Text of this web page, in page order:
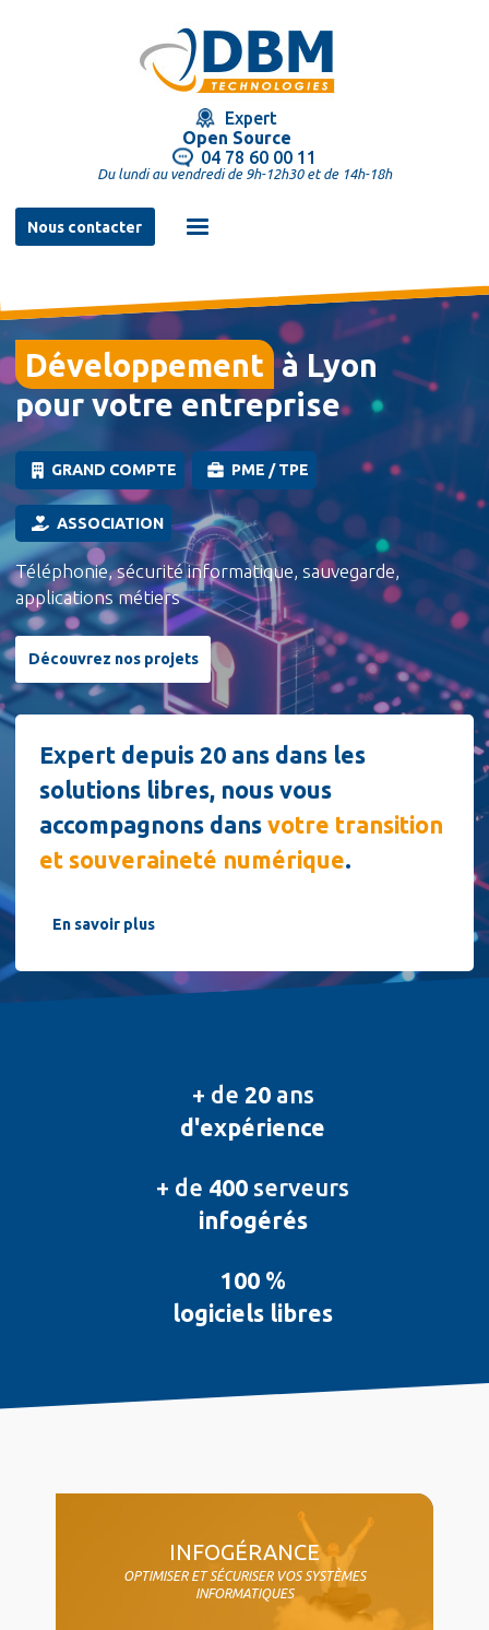
Expert
Open Source
04 78 60 00 11
Du lundi au vendredi de 9h-12h30 et de 14h-18h
Nous contacter
Navigation
à Lyon
pour votre entreprise
GRAND COMPTE PME / TPE
ASSOCIATION
Téléphonie, sécurité informatique, sauvegarde,
applications métiers
Découvrez nos projets
Expert depuis 20 ans dans les
solutions libres, nous vous
accompagnons dansvotre transition
et souveraineté numérique.
En savoir plus
+ de 20ans
d'expérience
+ de 400 serveurs
infogérés
100%
logiciels libres
INFOGÉRANCE
OPTIMISER ET SÉCURISER VOS SYSTÈMES
INFORMATIQUES